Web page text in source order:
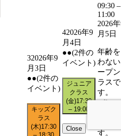
32026年9
月3日
●●(2件の
イベント)
キッズク
ラス
(木)17:30
42026年9
月4日
●●(2件の
イベント)
ジュニア
クラス
(金)17:30
– 19:00
Close
09:30 –
11:00
2026
月5日
年齢
わな
ープ
ラスで
す。
バレ
す。